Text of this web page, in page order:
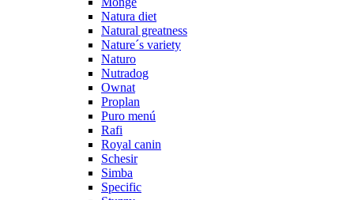
Natura diet
Natural greatness
Nature´s variety
Naturo
Nutradog
Ownat
Proplan
Puro menú
Rafi
Royal canin
Schesir
Simba
Specific